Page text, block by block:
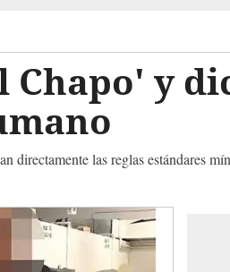
y
las reglas estándares